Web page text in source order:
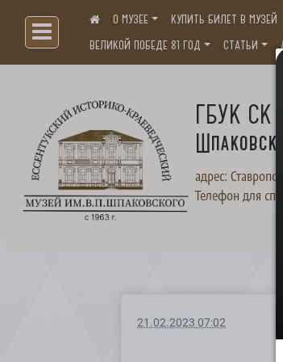
Больше, чем музей...О МУЗЕЕ КУПИТЬ БИЛЕТ В МУЗЕЙ
ВЕЛИКОЙ ПОБЕДЕ 81 ГОД
СТАТЬИ
ГБУК СК
адрес:
Телефон для
21.02.2023 07:02